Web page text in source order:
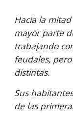
Hacia la
mayor parte
trabajando
feudales,
distintas.
Sus
de las